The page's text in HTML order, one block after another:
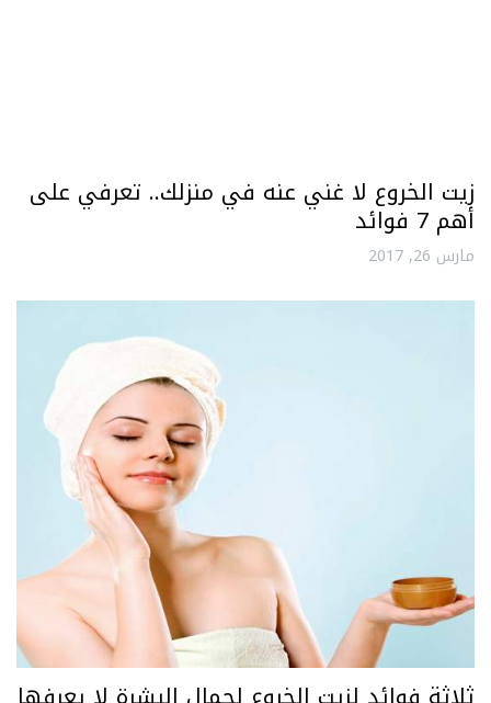
زيت الخروع لا غني عنه في منزلك.. تعرفي على
أهم 7 فوائد
مارس 26, 2017